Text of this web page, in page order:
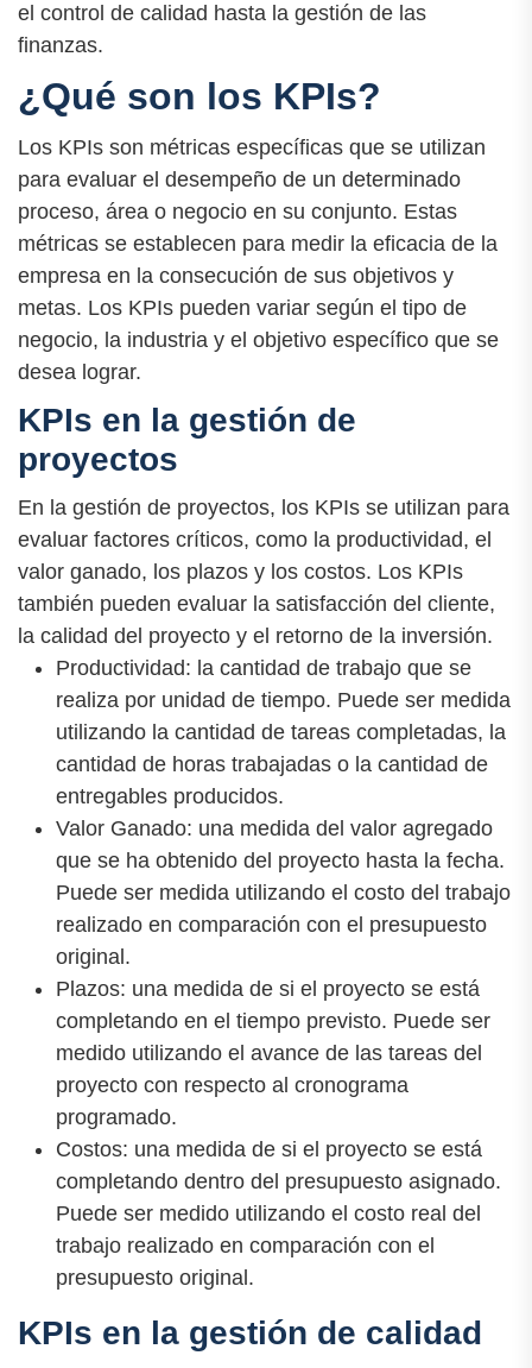
el control de calidad hasta la gestión de las
finanzas.
¿Qué son los KPIs?
Los KPIs son métricas específicas que se utilizan
para evaluar el desempeño de un determinado
proceso, área o negocio en su conjunto. Estas
métricas se establecen para medir la eficacia de la
empresa en la consecución de sus objetivos y
metas. Los KPIs pueden variar según el tipo de
negocio, la industria y el objetivo específico que se
desea lograr.
KPIs en la gestión de
proyectos
En la gestión de proyectos, los KPIs se utilizan para
evaluar factores críticos, como la productividad, el
valor ganado, los plazos y los costos. Los KPIs
también pueden evaluar la satisfacción del cliente,
la calidad del proyecto y el retorno de la inversión.
Productividad: la cantidad de trabajo que se
realiza por unidad de tiempo. Puede ser medida
utilizando la cantidad de tareas completadas, la
cantidad de horas trabajadas o la cantidad de
entregables producidos.
Valor Ganado: una medida del valor agregado
que se ha obtenido del proyecto hasta la fecha.
Puede ser medida utilizando el costo del trabajo
realizado en comparación con el presupuesto
original.
Plazos: una medida de si el proyecto se está
completando en el tiempo previsto. Puede ser
medido utilizando el avance de las tareas del
proyecto con respecto al cronograma
programado.
Costos: una medida de si el proyecto se está
completando dentro del presupuesto asignado.
Puede ser medido utilizando el costo real del
trabajo realizado en comparación con el
presupuesto original.
KPIs en la gestión de calidad